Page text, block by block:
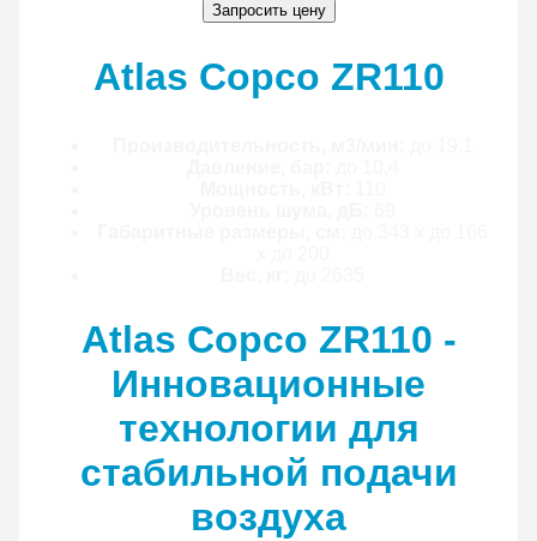
Запросить цену
Atlas Copco ZR110
Atlas Copco ZR110 -
Инновационные
технологии для
стабильной подачи
воздуха